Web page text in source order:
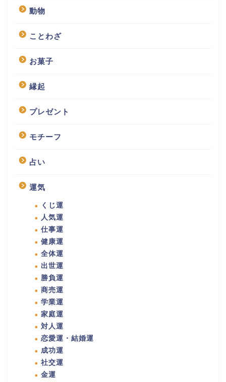
動物
ことわざ
お菓子
縁起
プレゼント
モチーフ
占い
運気
くじ運
人気運
仕事運
健康運
全体運
出世運
勝負運
商売運
学業運
家庭運
対人運
恋愛運・結婚運
成功運
社交運
金運